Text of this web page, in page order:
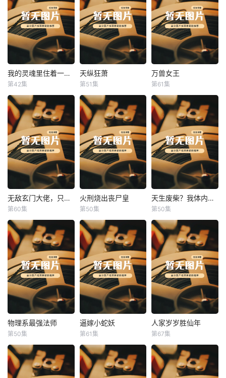
我的灵魂里住着一条龙 我的灵魂里住着一条龙
第42集
天纵狂萧
天纵狂萧
第51集
万兽女王
万兽女王
第61集
无敌玄门大佬，只听姐姐的话 无敌玄门大佬，只听姐姐的话
第60集
火刑烧出丧尸皇
火刑烧出丧尸皇
第50集
天生废柴？我体内有神血 天生废柴？我体内有神血
第50集
物理系最强法师
物理系最强法师
第50集
逼嫁小蛇妖
逼嫁小蛇妖
第61集
人家岁岁胜仙年
人家岁岁胜仙年
第67集